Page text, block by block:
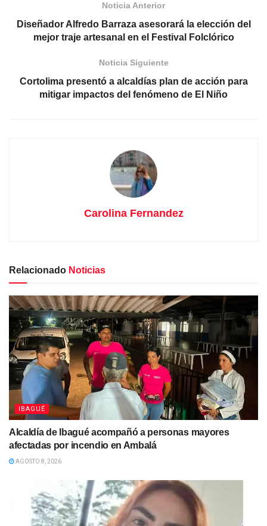
Noticia Anterior
Diseñador Alfredo Barraza asesorará la elección del
mejor traje artesanal en el Festival Folclórico
Noticia Siguiente
Cortolima presentó a alcaldías plan de acción para
mitigar impactos del fenómeno de El Niño
Carolina Fernandez
Relacionado Noticias
IBAGUÉ
Alcaldía de Ibagué acompañó a personas mayores
afectadas por incendio en Ambalá
AGOSTO 8, 2026